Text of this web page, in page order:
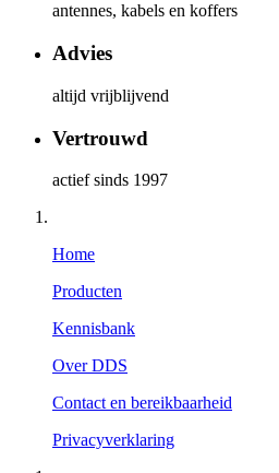
antennes, kabels en koffers
Advies
altijd vrijblijvend
Vertrouwd
actief sinds 1997
Home
Producten
Kennisbank
Over DDS
Contact en bereikbaarheid
Privacyverklaring